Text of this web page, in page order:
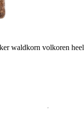
waldkorn volkoren heel